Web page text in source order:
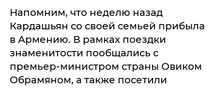
Напомним, что неделю назад
Кардашьян со своей семьей прибыла
в Армению. В рамках поездки
знаменитости пообщались с
премьер-министром страны Овиком
Обрамяном, а также посетили